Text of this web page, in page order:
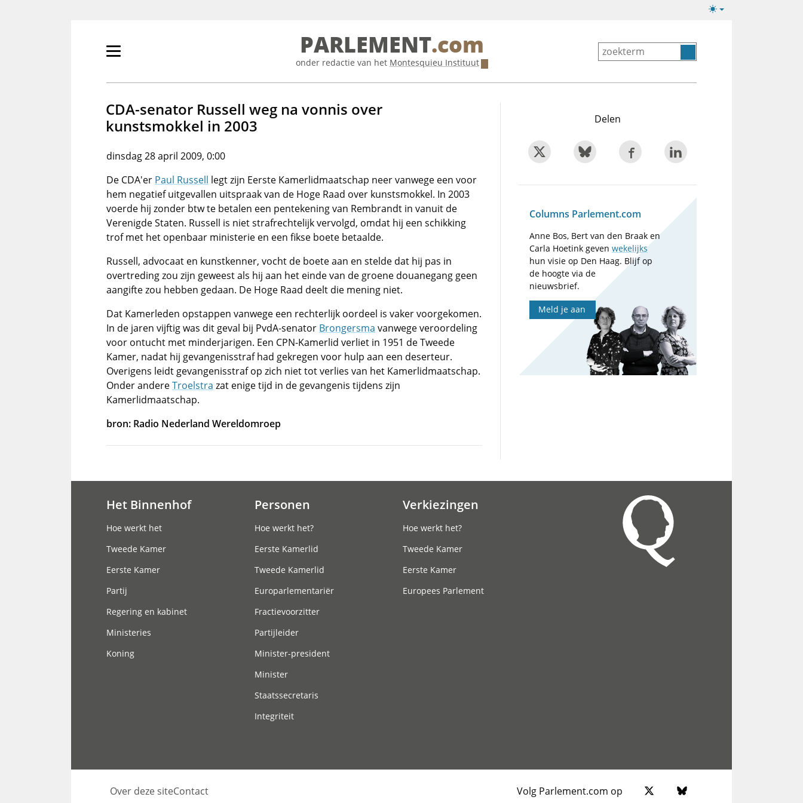
Lichte/donkere
Primair
tonen/verbergen
PARLEMENT.com
onder redactie van het Montesquieu Instituut
CDA-senator Russell weg na vonnis over
kunstsmokkel in 2003
dinsdag 28 april 2009, 0:00
De CDA'er Paul Russell legt zijn Eerste Kamerlidmaatschap neer vanwege een voor
hem negatief uitgevallen uitspraak van de Hoge Raad over kunstsmokkel. In 2003
voerde hij zonder btw te betalen een pentekening van Rembrandt in vanuit de
Verenigde Staten. Russell is niet strafrechtelijk vervolgd, omdat hij een schikking
trof met het openbaar ministerie en een fikse boete betaalde.
Russell, advocaat en kunstkenner, vocht de boete aan en stelde dat hij pas in
overtreding zou zijn geweest als hij aan het einde van de groene douanegang geen
aangifte zou hebben gedaan. De Hoge Raad deelt die mening niet.
Dat Kamerleden opstappen vanwege een rechterlijk oordeel is vaker voorgekomen.
In de jaren vijftig was dit geval bij PvdA-senator Brongersma vanwege veroordeling
voor ontucht met minderjarigen. Een CPN-Kamerlid verliet in 1951 de Tweede
Kamer, nadat hij gevangenisstraf had gekregen voor hulp aan een deserteur.
Overigens leidt gevangenisstraf op zich niet tot verlies van het Kamerlidmaatschap.
Onder andereTroelstra zat enige tijd in de gevangenis tijdens zijn
Kamerlidmaatschap.
bron: Radio Nederland Wereldomroep
Delen
Columns Parlement.com
Anne Bos, Bert van den Braak en
Carla Hoetink gevenwekelijks
hun visie op Den Haag. Blijf op
de hoogte via de
nieuwsbrief.
Meld je aan
Het Binnenhof
Hoe werkt het
Tweede Kamer
Eerste Kamer
Partij
Regering en kabinet
Ministeries
Koning
Personen
Hoe werkt het?
Eerste Kamerlid
Tweede Kamerlid
Europarlementariër
Fractievoorzitter
Partijleider
Minister-president
Minister
Staatssecretaris
Integriteit
Verkiezingen
Hoe werkt het?
Tweede Kamer
Eerste Kamer
Europees Parlement
Over deze siteContact Volg Parlement.com op